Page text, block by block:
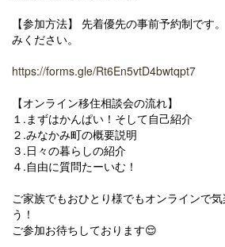
【参加方法】 先着優先の事前予約制です
みください。
https://forms.gle/Rt6En5vtD4bwtqpt7
【オンライン移住相談会の流れ】
１.まずはかんぱい！そして自己紹介
２.みなかみ町の概要説明
３.日々の暮らしの紹介
４.自由に質問たーいむ！
ご家族でもおひとり様でもオンラインで
う！
ご参加お待ちしております😌